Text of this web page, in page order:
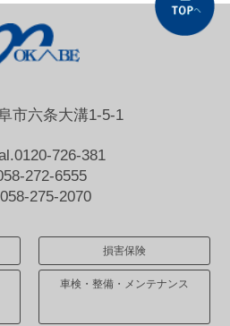
市六条大溝1-5-1
726-381
272-6555
275-2070
損害保険
車検・整備・メンテナンス